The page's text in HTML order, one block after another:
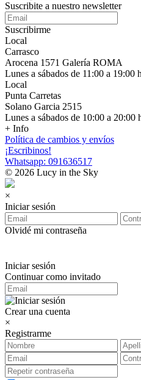
Suscribite a nuestro newsletter
Suscribirme
Local
Carrasco
Arocena 1571 Galería ROMA
Lunes a sábados de 11:00 a 19:00
Local
Punta Carretas
Solano Garcia 2515
Lunes a sábados de 10:00 a 20:00
+ Info
Política de cambios y envíos
¡Escribinos!
Whatsapp: 091636517
© 2026 Lucy in the Sky
×
Iniciar sesión
Olvidé mi contraseña
Iniciar sesión
Continuar como invitado
Crear una cuenta
×
Registrarme